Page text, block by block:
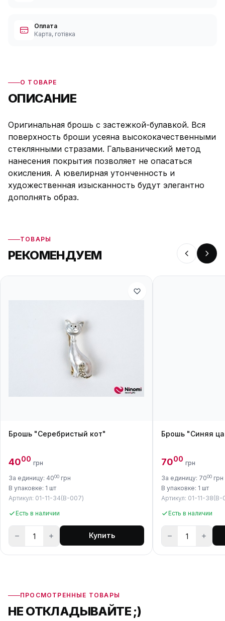
Оплата
Карта, готівка
О ТОВАРЕ
ОПИСАНИЕ
Оригинальная брошь с застежкой-булавкой. Вся
поверхность броши усеяна высококачественными
стеклянными стразами. Гальванический метод
нанесения покрытия позволяет не опасаться
окисления. А ювелирная утонченность и
художественная изысканность будут элегантно
дополнять образ.
ТОВАРЫ
РЕКОМЕНДУЕМ
Брошь "Серебристый кот"
4000 грн
За единицу: 4000 грн
В упаковке: 1 шт
Артикул: 01-11-34(B-007)
Есть в наличии
Купить
Брошь "Синяя
7000 грн
За единицу: 7000 грн
В упаковке: 1 шт
Артикул: 01-11-38(B-
Есть в наличии
ПРОСМОТРЕННЫЕ ТОВАРЫ
НЕ ОТКЛАДЫВАЙТЕ ;)